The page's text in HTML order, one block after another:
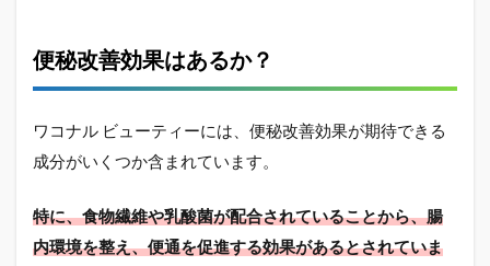
便秘改善効果はあるか？
ワコナル ビューティーには、便秘改善効果が期待できる
成分がいくつか含まれています。
特に、食物繊維や乳酸菌が配合されていることから、腸
内環境を整え、便通を促進する効果があるとされていま